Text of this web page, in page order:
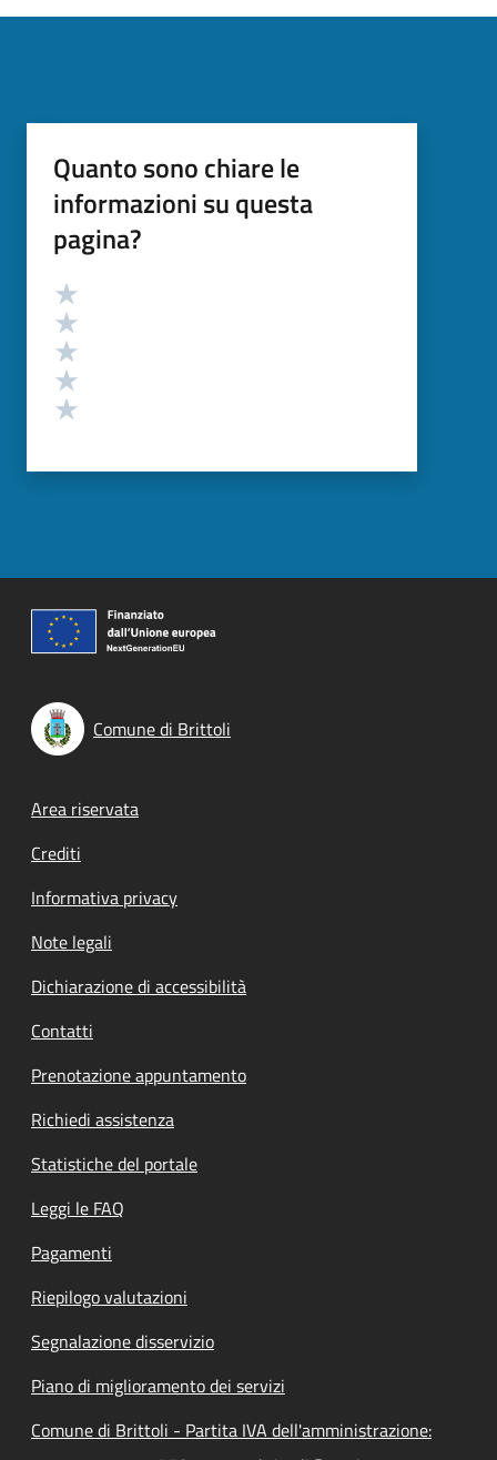
Quanto sono chiare le
informazioni su questa
pagina?
Valutazione
Comune di Brittoli
Footer menu
Area riservata
Crediti
Informativa privacy
Note legali
Dichiarazione di accessibilità
Contatti
Prenotazione appuntamento
Richiedi assistenza
Statistiche del portale
Leggi le FAQ
Pagamenti
Riepilogo valutazioni
Segnalazione disservizio
Piano di miglioramento dei servizi
Comune di Brittoli - Partita IVA dell'amministrazione: